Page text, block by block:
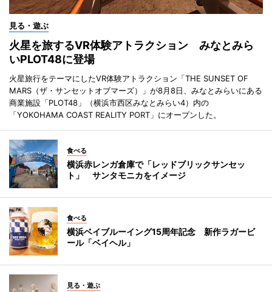
見る・遊ぶ
火星を旅するVR体験アトラクション みなとみら
いPLOT48に登場
火星旅行をテーマにしたVR体験アトラクション「THE SUNSET OF
MARS（ザ・サンセットオブマーズ）」が8月8日、みなとみらいにある
商業施設「PLOT48」（横浜市西区みなとみらい4）内の
「YOKOHAMA COAST REALITY PORT」にオープンした。
食べる
横浜赤レンガ倉庫で「レッドブリックサンセッ
ト」 サンタモニカをイメージ
食べる
横浜ベイブルーイング15周年記念 新作ラガービ
ール「ベイヘル」
見る・遊ぶ